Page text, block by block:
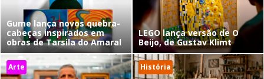
Gume lança novos quebra-
cabeças inspirados em
obras de Tarsila do Amaral
LEGO lança versão de O
Beijo, de Gustav Klimt
Arte História